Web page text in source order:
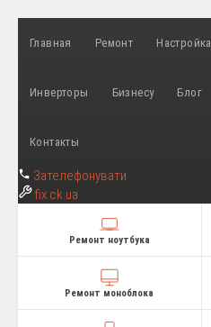
Главная Ремонт Настройка
Инверторы Бизнесу Блог
Контакты
Зателефонувати
fix.ck.ua
Ремонт ноутбука
Ремонт моноблока